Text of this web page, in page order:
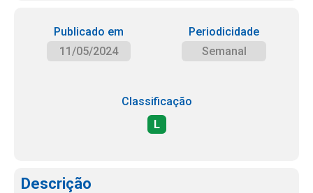
Publicado em
11/05/2024
Periodicidade
Semanal
Classificação
L
Descrição